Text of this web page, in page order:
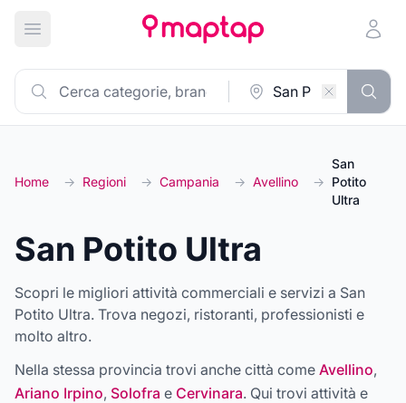
Apri menu principale
Home → Regioni → Campania → Avellino →
San
Potito
Ultra
San Potito Ultra
Scopri le migliori attività commerciali e servizi a San
Potito Ultra. Trova negozi, ristoranti, professionisti e
molto altro.
Nella stessa provincia trovi anche città come Avellino,
Ariano Irpino, Solofra e Cervinara. Qui trovi attività e